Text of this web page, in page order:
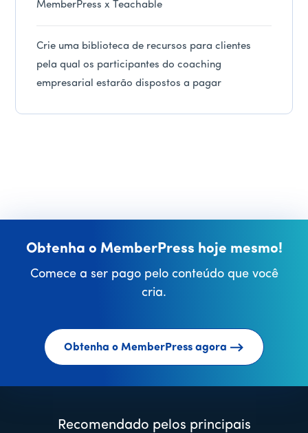
MemberPress x Teachable
Crie uma biblioteca de recursos para clientes
pela qual os participantes do coaching
empresarial estarão dispostos a pagar
Obtenha o MemberPress hoje mesmo!
Comece a ser pago pelo conteúdo que você
cria.
Obtenha o MemberPress agora
Recomendado pelos principais